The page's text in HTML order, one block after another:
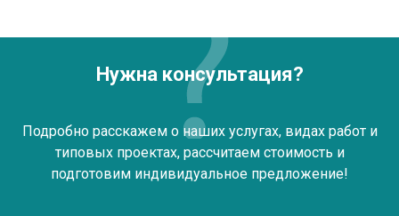
Нужна консультация?
Подробно расскажем о наших услугах, видах работ и
типовых проектах, рассчитаем стоимость и
подготовим индивидуальное предложение!